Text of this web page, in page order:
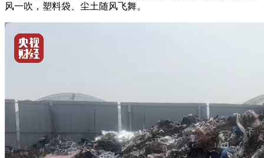
风一吹，塑料袋、尘土随风飞舞。